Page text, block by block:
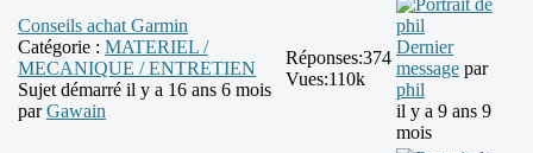
Conseils achat Garmin
Catégorie : MATERIEL /
MECANIQUE / ENTRETIEN
Sujet démarré il y a 16 ans 6 mois
parGawain
Réponses:374
Vues:110k
Dernier
message par
phil
il y a 9 ans 9
mois